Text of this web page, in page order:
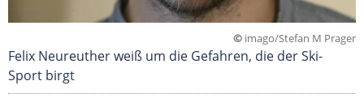
© imago/Stefan M Prager
Felix Neureuther weiß um die Gefahren, die der Ski-
Sport birgt